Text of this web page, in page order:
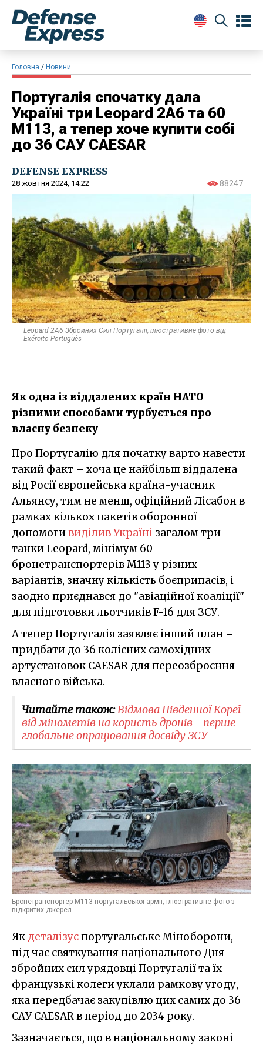
Головна Новини
Португалія спочатку дала
Україні три Leopard 2A6 та 60
M113, а тепер хоче купити собі
до 36 САУ CAESAR
DEFENSE EXPRESS
28 жовтня 2024, 14:22 88247
Leopard 2A6 Збройних Сил Португалії, ілюстративне фото від
Exército Português
Як одна із віддалених країн НАТО
різними способами турбується про
власну безпеку
Про Португалію для початку варто навести
такий факт – хоча це найбільш віддалена
від Росії європейська країна-учасник
Альянсу, тим не менш, офіційний Лісабон в
рамках кількох пакетів оборонної
допомогивиділив Україні загалом три
танки Leopard, мінімум 60
бронетранспортерів M113 у різних
варіантів, значну кількість боєприпасів, і
заодно приєднався до "авіаційної коаліції"
для підготовки льотчиків F-16 для ЗСУ.
А тепер Португалія заявляє інший план –
придбати до 36 колісних самохідних
артустановок CAESAR для переозброєння
власного війська.
Читайте також:Відмова Південної Кореї
від мінометів на користь дронів - перше
глобальне опрацювання досвіду ЗСУ
Бронетранспортер М113 португальської армії, ілюстративне фото з
відкритих джерел
Як деталізуєпортугальське Міноборони,
під час святкування національного Дня
збройних сил урядовці Португалії та їх
французькі колеги уклали рамкову угоду,
яка передбачає закупівлю цих самих до 36
САУ CAESAR в період до 2034 року.
Зазначається, що в національному законі